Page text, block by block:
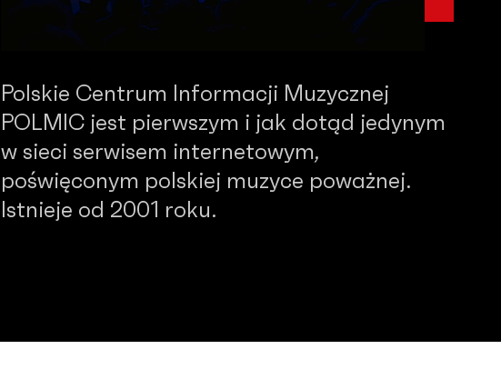
Polskie Centrum Informacji Muzycznej
POLMIC jest pierwszym i jak dotąd jedynym
w sieci serwisem internetowym,
poświęconym polskiej muzyce poważnej.
Istnieje od 2001 roku.